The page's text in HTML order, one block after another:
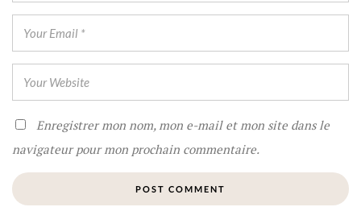
Enregistrer mon nom, mon e-mail et mon site dans le
navigateur pour mon prochain commentaire.